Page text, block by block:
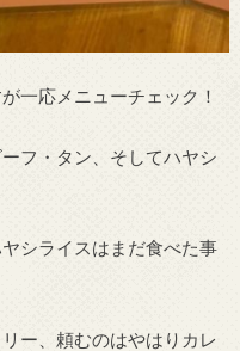
一応メニューチェック！
フ・タン、そしてハヤシ
シライスはまだ食べた事
ー、頼むのはやはりカレ